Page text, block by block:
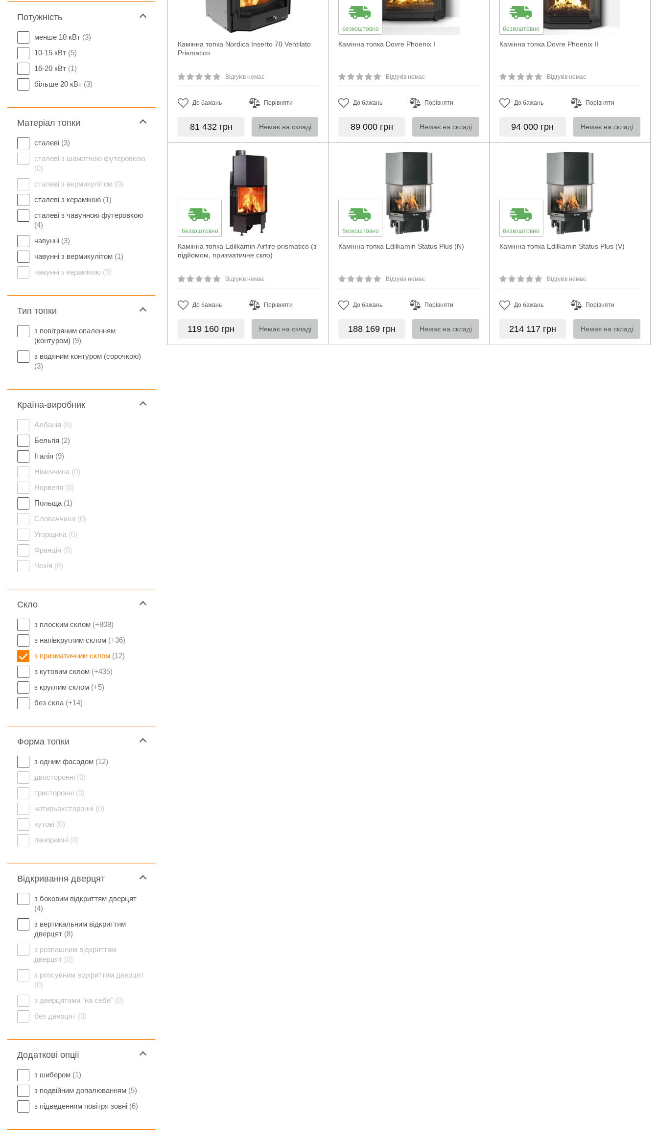
Потужність
менше 10 кВт (3)
10-15 кВт (5)
16-20 кВт (1)
більше 20 кВт (3)
Матеріал топки
сталеві (3)
сталеві з шамотною футеровкою
(0)
сталеві з вермикулітом (0)
сталеві з керамікою (1)
сталеві з чавунною футеровкою
(4)
чавунні (3)
чавунні з вермикулітом (1)
чавунні з керамікою (0)
Тип топки
з повітряним опаленням
(контуром) (9)
з водяним контуром (сорочкою)
(3)
Країна-виробник
Албанія (0)
Бельгія (2)
Італія (9)
Німеччина (0)
Норвегія (0)
Польща (1)
Словаччина (0)
Угорщина (0)
Франція (0)
Чехія (0)
Скло
з плоским склом (+808)
з напівкруглим склом (+36)
з призматичним склом (12)
з кутовим склом (+435)
з круглим склом (+5)
без скла (+14)
Форма топки
з одним фасадом (12)
двосторонні (0)
тристоронні (0)
чотирьохсторонні (0)
кутові (0)
панорамні (0)
Відкривання дверцят
з боковим відкриттям дверцят
(4)
з вертикальним відкриттям
дверцят (8)
з розпашним відкриттям
дверцят (0)
з розсувним відкриттям дверцят
(0)
з дверцятами "на себе" (0)
без дверцят (0)
Додаткові опції
з шибером (1)
з подвійним допалюванням (5)
з підведенням повітря зовні (6)
Камінна топка Nordica Inserto 70 Ventilato
Prismatico
Відгуків немає
До бажань Порівняти
81 432 грн Немає на складі
безкоштовно
Камінна топка Dovre Phoenix I
Відгуків немає
До бажань Порівняти
89 000 грн Немає на складі
безкоштовно
Камінна топка Dovre Phoenix II
Відгуків немає
До бажань Порівняти
94 000 грн Немає на складі
безкоштовно
Камінна топка Edilkamin Airfire prismatico (з
підйомом, призматичне скло)
Відгуків немає
До бажань Порівняти
119 160 грн Немає на складі
безкоштовно
Камінна топка Edilkamin Status Plus (N)
Відгуків немає
До бажань Порівняти
188 169 грн Немає на складі
безкоштовно
Камінна топка Edilkamin Status Plus (V)
Відгуків немає
До бажань Порівняти
214 117 грн Немає на складі